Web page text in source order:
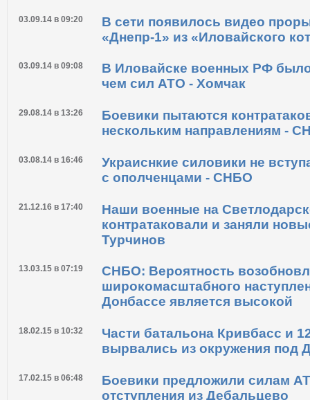
08.09.14 в 09:22
32 украинских бойца
суток - журналист
03.09.14 в 09:20
В сети появилось видео
«Днепр-1» из «Иловайского
03.09.14 в 09:08
В Иловайске военных РФ
чем сил АТО - Хомчак
29.08.14 в 13:26
Боевики пытаются
нескольким направлениям -
03.08.14 в 16:46
Украиснкие силовики не
с ополченцами - СНБО
Наши военные на
контратаковали и заняли
Турчинов
СНБО: Вероятность
широкомасштабного
Донбассе является высокой
18.02.15 в 10:32
Части батальона Кривбасс и
вырвались из окружения под